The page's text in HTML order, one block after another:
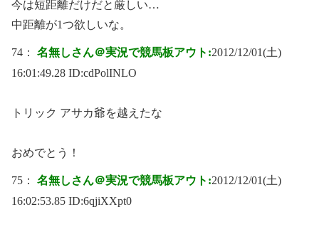
今は短距離だけだと厳しい…
中距離が1つ欲しいな。
74： 名無しさん＠実況で競馬板アウト:2012/12/01(土)
16:01:49.28 ID:cdPolINLO
トリック アサカ爺を越えたな
おめでとう！
75： 名無しさん＠実況で競馬板アウト:2012/12/01(土)
16:02:53.85 ID:6qjiXXpt0